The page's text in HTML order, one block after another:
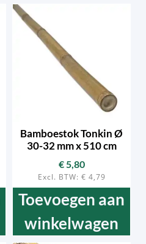
Bamboestok Tonkin Ø
30-32 mm x 510 cm
€5,80
Excl. BTW: € 4,79
Toevoegen aan
winkelwagen